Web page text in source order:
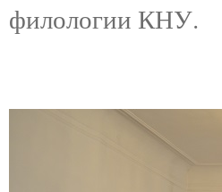
филологии КНУ.